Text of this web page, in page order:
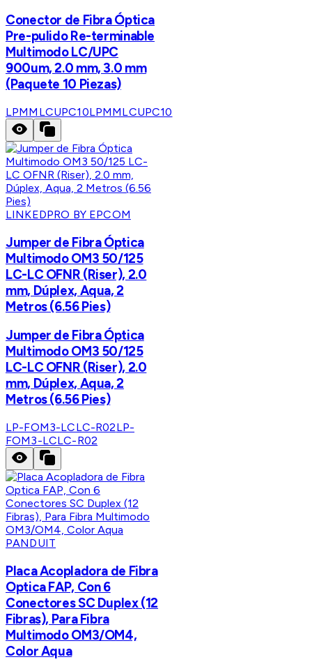
Conector de Fibra Óptica
Pre-pulido Re-terminable
Multimodo LC/UPC
900um, 2.0 mm, 3.0 mm
(Paquete 10 Piezas)
LPMMLCUPC10LPMMLCUPC10
LINKEDPRO BY EPCOM
Jumper de Fibra Óptica
Multimodo OM3 50/125
LC-LC OFNR (Riser), 2.0
mm, Dúplex, Aqua, 2
Metros (6.56 Pies)
Jumper de Fibra Óptica
Multimodo OM3 50/125
LC-LC OFNR (Riser), 2.0
mm, Dúplex, Aqua, 2
Metros (6.56 Pies)
LP-FOM3-LCLC-R02LP-
FOM3-LCLC-R02
PANDUIT
Placa Acopladora de Fibra
Optica FAP, Con 6
Conectores SC Duplex (12
Fibras), Para Fibra
Multimodo OM3/OM4,
Color Aqua